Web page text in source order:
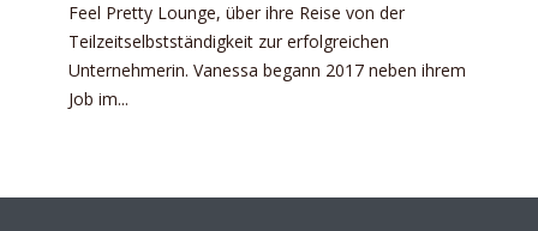
Feel Pretty Lounge, über ihre Reise von der
Teilzeitselbstständigkeit zur erfolgreichen
Unternehmerin. Vanessa begann 2017 neben ihrem
Job im...